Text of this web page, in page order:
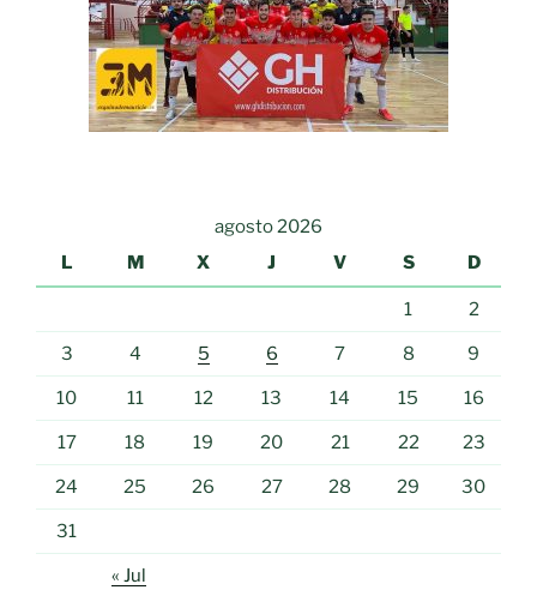
agosto 2026
L
M X J V S D
1 2
3 4 5 6 7 8 9
10 11 12 13 14 15 16
17 18 19 20 21 22 23
24 25 26 27 28 29 30
31
« Jul